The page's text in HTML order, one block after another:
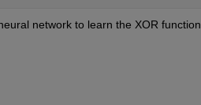
network to learn the XOR function.